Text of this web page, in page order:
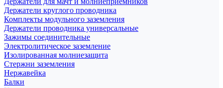
Держатели круглого проводника
Комплекты модульного заземления
Держатели проводника универсальные
Зажимы соединительные
Электролитическое заземление
Изолированная молниезащита
Стержни заземления
Нержавейка
Балки